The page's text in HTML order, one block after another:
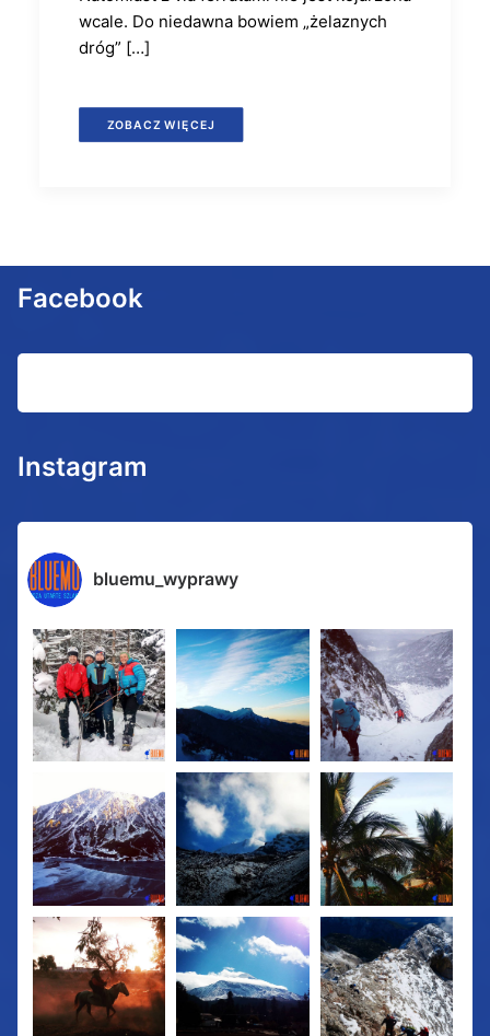
wcale. Do niedawna bowiem „żelaznych
dróg” […]
ZOBACZ WIĘCEJ
Facebook
Instagram
bluemu_wyprawy